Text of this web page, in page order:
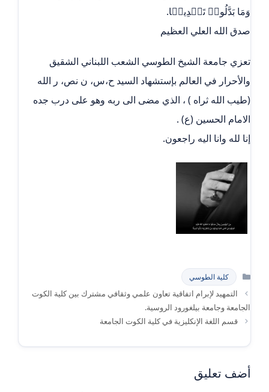
وَمَا بَدَّلُوا۟ تَبۡدِیلࣰا.
صدق الله العلي العظيم
تعزي جامعة الشيخ الطوسي الشعب اللبناني الشقيق
والأحرار في العالم بإستشهاد السيد ح،س، ن نص، ر الله
(طيب الله ثراه ) ، الذي مضى الى ربه وهو على درب جده
الامام الحسين (ع) .
إنا لله وانا اليه راجعون.
التصنيفات
كلية الطوسي
التمهيد لإبرام اتفاقية تعاون علمي وثقافي مشترك بين كلية الكوت
الجامعة وجامعة بيلغورود الروسية.
قسم اللغة الإنكليزية في كلية الكوت الجامعة
أضف تعليق